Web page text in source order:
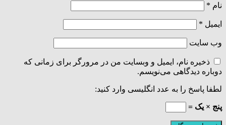
نام *
ایمیل *
وب‌ سایت
ذخیره نام، ایمیل و وبسایت من در مرورگر برای زمانی که
دوباره دیدگاهی می‌نویسم.
لطفا پاسخ را به عدد انگلیسی وارد کنید:
پنج × یک =